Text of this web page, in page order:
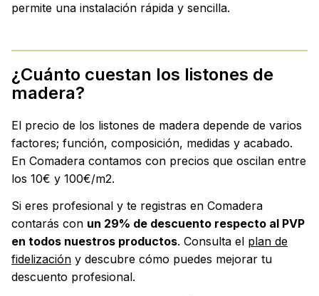
permite una instalación rápida y sencilla.
¿Cuánto cuestan los listones de
madera?
El precio de los listones de madera depende de varios
factores; función, composición, medidas y acabado.
En Comadera contamos con precios que oscilan entre
los 10€ y 100€/m2.
Si eres profesional y te registras en Comadera
contarás con un 29% de descuento respecto al PVP
en todos nuestros productos. Consulta el plan de
fidelización y descubre cómo puedes mejorar tu
descuento profesional.